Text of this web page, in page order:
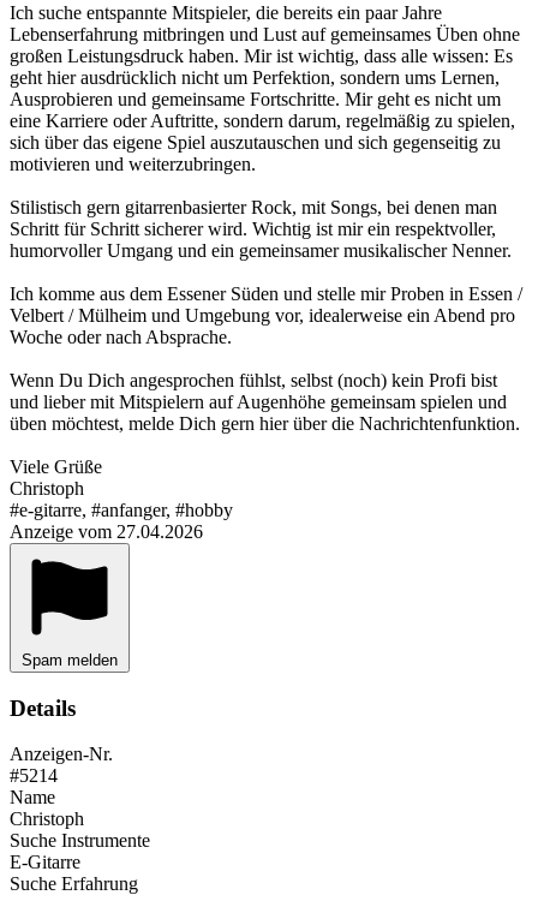
Ich suche entspannte Mitspieler, die bereits ein paar Jahre
Lebenserfahrung mitbringen und Lust auf gemeinsames Üben ohne
großen Leistungsdruck haben. Mir ist wichtig, dass alle wissen: Es
geht hier ausdrücklich nicht um Perfektion, sondern ums Lernen,
Ausprobieren und gemeinsame Fortschritte. Mir geht es nicht um
eine Karriere oder Auftritte, sondern darum, regelmäßig zu spielen,
sich über das eigene Spiel auszutauschen und sich gegenseitig zu
motivieren und weiterzubringen.
Stilistisch gern gitarrenbasierter Rock, mit Songs, bei denen man
Schritt für Schritt sicherer wird. Wichtig ist mir ein respektvoller,
humorvoller Umgang und ein gemeinsamer musikalischer Nenner.
Ich komme aus dem Essener Süden und stelle mir Proben in Essen /
Velbert / Mülheim und Umgebung vor, idealerweise ein Abend pro
Woche oder nach Absprache.
Wenn Du Dich angesprochen fühlst, selbst (noch) kein Profi bist
und lieber mit Mitspielern auf Augenhöhe gemeinsam spielen und
üben möchtest, melde Dich gern hier über die Nachrichtenfunktion.
Viele Grüße
Christoph
#e-gitarre, #anfanger, #hobby
Anzeige vom 27.04.2026
Spam melden
Details
Anzeigen-Nr.
#5214
Name
Christoph
Suche Instrumente
E-Gitarre
Suche Erfahrung